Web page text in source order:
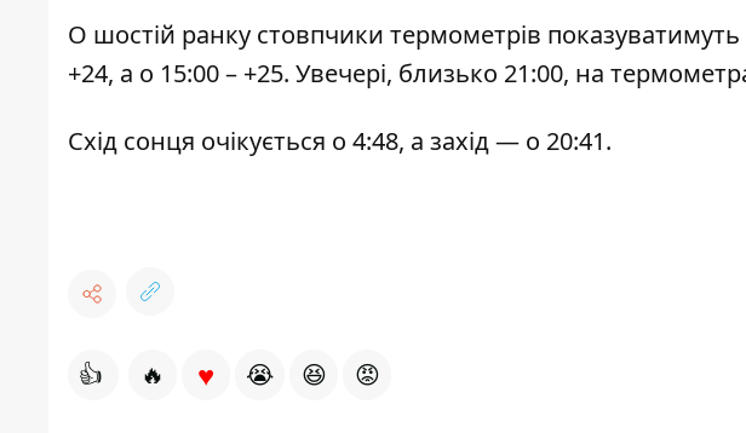
О шостій ранку стовпчики термометрів показуватимуть
+24, а о 15:00 – +25. Увечері, близько 21:00, на
Схід сонця очікується о 4:48, а захід — о 20:41.
👍 🔥 ♥ 😭 😆 😡